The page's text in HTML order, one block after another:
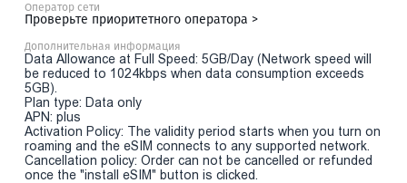
Оператор сети
Проверьте приоритетного оператора >
Дополнительная информация
Data Allowance at Full Speed: 5GB/Day (Network speed will
be reduced to 1024kbps when data consumption exceeds
5GB).
Plan type: Data only
APN: plus
Activation Policy: The validity period starts when you turn on
roaming and the eSIM connects to any supported network.
Cancellation policy: Order can not be cancelled or refunded
once the "install eSIM" button is clicked.